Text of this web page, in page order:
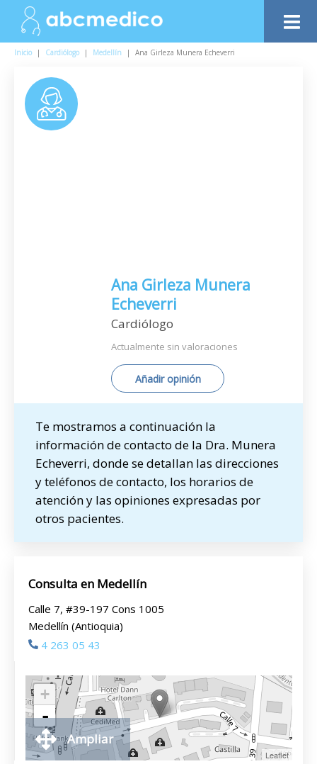
Inicio | Cardiólogo | Medellín | Ana Girleza Munera Echeverri
Ana Girleza Munera
Echeverri
Cardiólogo
Actualmente sin valoraciones
Añadir opinión
Te mostramos a continuación la
información de contacto de la Dra. Munera
Echeverri, donde se detallan las direcciones
y teléfonos de contacto, los horarios de
atención y las opiniones expresadas por
otros pacientes.
Consulta en Medellín
Calle 7, #39-197 Cons 1005
Medellín (Antioquia)
4 263 05 43
+
-
Leaflet
Ampliar